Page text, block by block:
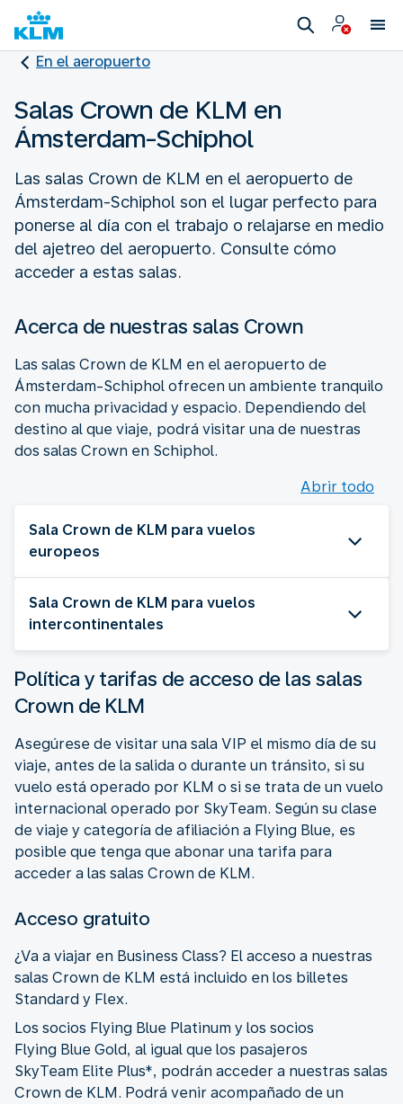
En el aeropuerto
Salas Crown de KLM en
Ámsterdam-Schiphol
Las salas Crown de KLM en el aeropuerto de
Ámsterdam-Schiphol son el lugar perfecto para
ponerse al día con el trabajo o relajarse en medio
del ajetreo del aeropuerto. Consulte cómo
acceder a estas salas.
Acerca de nuestras salas Crown
Las salas Crown de KLM en el aeropuerto de
Ámsterdam-Schiphol ofrecen un ambiente tranquilo
con mucha privacidad y espacio. Dependiendo del
destino al que viaje, podrá visitar una de nuestras
dos salas Crown en Schiphol.
Abrir todo
Sala Crown de KLM para vuelos
europeos
Sala Crown de KLM para vuelos
intercontinentales
Política y tarifas de acceso de las salas
Crown de KLM
Asegúrese de visitar una sala VIP el mismo día de su
viaje, antes de la salida o durante un tránsito, si su
vuelo está operado por KLM o si se trata de un vuelo
internacional operado por SkyTeam. Según su clase
de viaje y categoría de afiliación a Flying Blue, es
posible que tenga que abonar una tarifa para
acceder a las salas Crown de KLM.
Acceso gratuito
¿Va a viajar en Business Class? El acceso a nuestras
salas Crown de KLM está incluido en los billetes
Standard y Flex.
Los socios Flying Blue Platinum y los socios
Flying Blue Gold, al igual que los pasajeros
SkyTeam Elite Plus*, podrán acceder a nuestras salas
Crown de KLM. Podrá venir acompañado de un